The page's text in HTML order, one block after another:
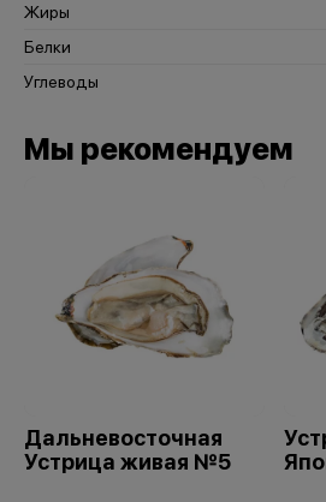
Жиры
Белки
Углеводы
Мы рекомендуем
Дальневосточная
Устрица живая №5